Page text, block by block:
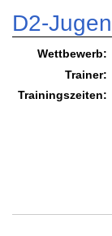
D2-
Wettbewerb:
Trainer:
Trainingszeiten: